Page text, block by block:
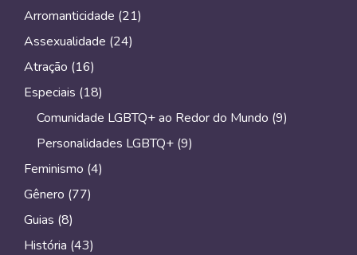
Arromanticidade (21)
Assexualidade (24)
Atração (16)
Especiais (18)
Comunidade LGBTQ+ ao Redor do Mundo (9)
Personalidades LGBTQ+ (9)
Feminismo (4)
Gênero (77)
Guias (8)
História (43)